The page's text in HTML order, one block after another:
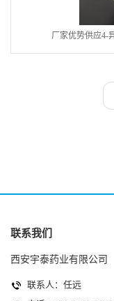
厂家优势供应4-
联系我们
西安宇泰药业有限公司
联系人：任远